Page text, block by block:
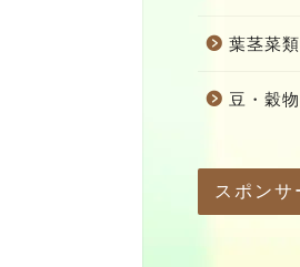
葉茎菜類
豆・穀
スポンサ